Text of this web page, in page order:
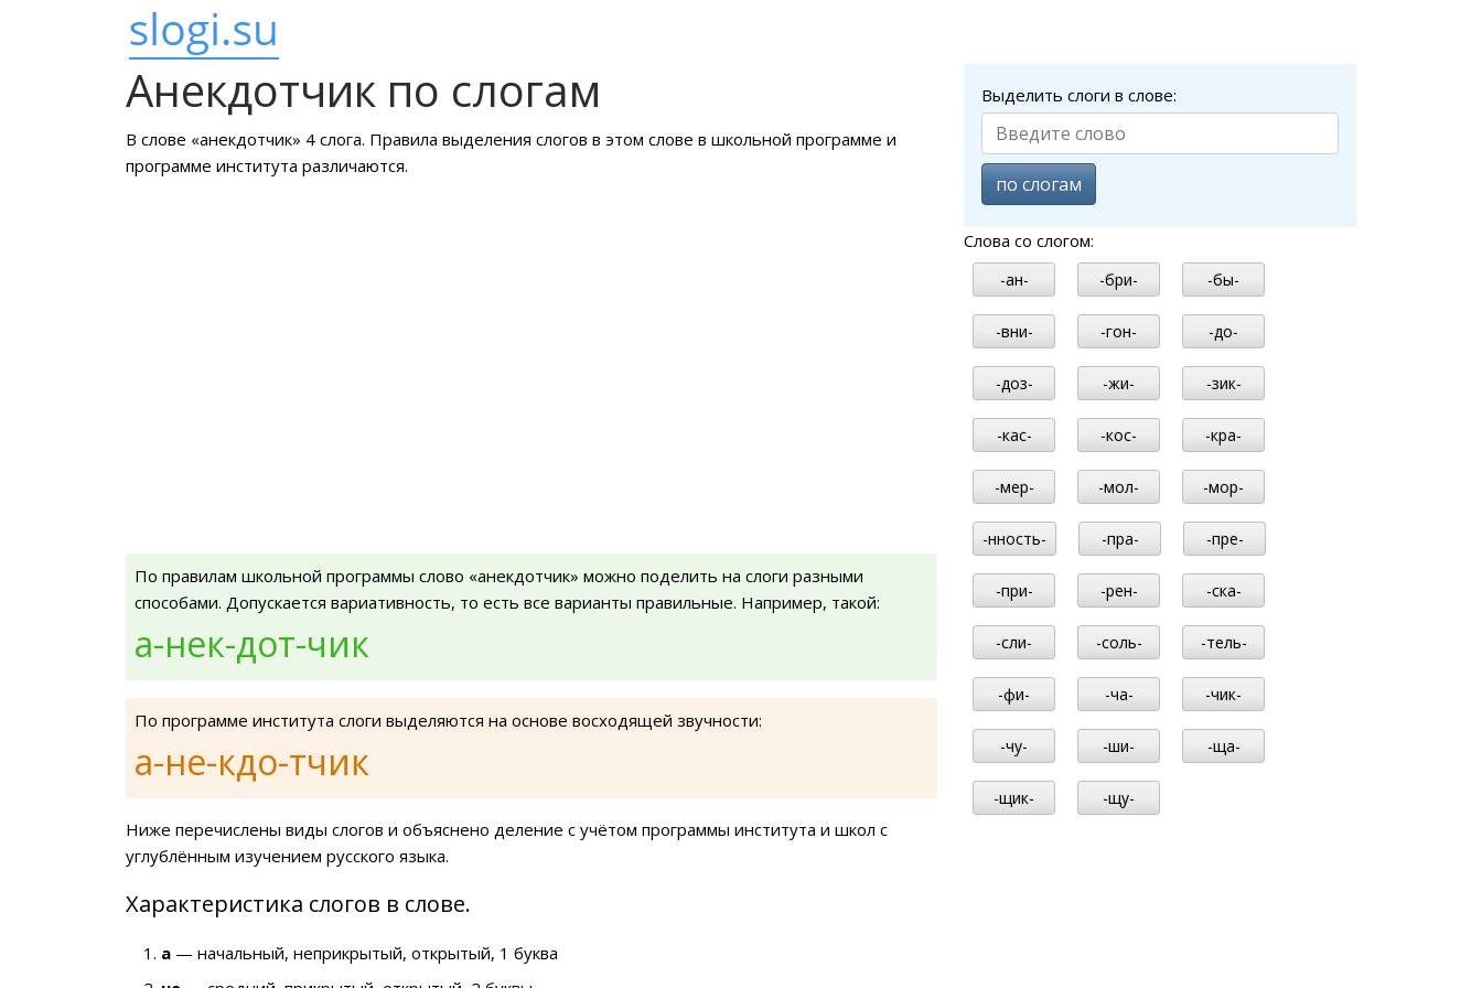
Анекдотчик по слогам
В слове «анекдотчик» 4 слога. Правила выделения слогов в этом слове в школьной программе и
программе института различаются.
По правилам школьной программы слово «анекдотчик» можно поделить на слоги разными
способами. Допускается вариативность, то есть все варианты правильные. Например, такой:
а-нек-дот-чик
По программе института слоги выделяются на основе восходящей звучности:
а-не-кдо-тчик
Ниже перечислены виды слогов и объяснено деление с учётом программы института и школ с
углублённым изучением русского языка.
Характеристика слогов в слове.
а — начальный, неприкрытый, открытый, 1 буква
Выделить слоги в слове:
по слогам
Слова со слогом:
-ан- -бри- -бы-
-вни- -гон- -до-
-доз- -жи- -зик-
-кас- -кос- -кра-
-мер- -мол- -мор-
-нность- -пра- -пре-
-при- -рен- -ска-
-сли- -соль- -тель-
-фи- -ча- -чик-
-чу- -ши- -ща-
-щик- -щу-